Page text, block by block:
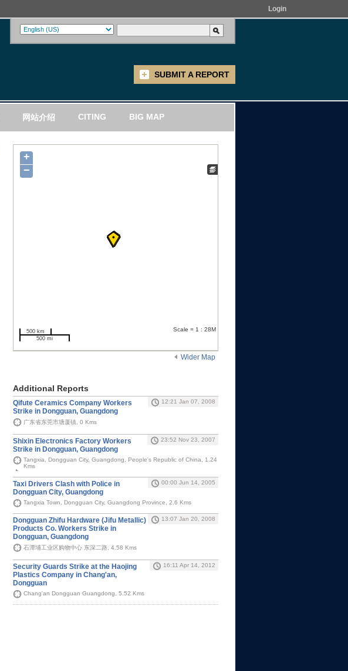
Login
SUBMIT A REPORT
网站介绍 CITING BIG MAP
+
−
500 km
500 mi
Scale = 1 : 28M
Wider Map
Additional Reports
Qifute Ceramics Company Workers
Strike in Dongguan, Guangdong
12:21 Jan 07, 2008
广东省东莞市塘厦镇, 0 Kms
Shixin Electronics Factory Workers
Strike in Dongguan, Guangdong
23:52 Nov 23, 2007
Tangxia, Dongguan City, Guangdong, People's Republic of China, 1.24
Kms
Taxi Drivers Clash with Police in
Dongguan City, Guangdong
00:00 Jun 14, 2005
Tangxia Town, Dongguan City, Guangdong Province, 2.6 Kms
Dongguan Zhifu Hardware (Jifu Metallic)
Products Co. Workers Strike in
Dongguan, Guangdong
13:07 Jan 20, 2008
石潭埔工业区购物中心 东深二路, 4.58 Kms
Security Guards Strike at the Haojing
Plastics Company in Chang'an,
Dongguan
16:11 Apr 14, 2012
Chang'an Dongguan Guangdong, 5.52 Kms